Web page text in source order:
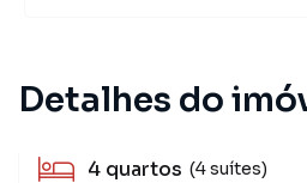
Detalhes do
4 quartos (4 suítes)